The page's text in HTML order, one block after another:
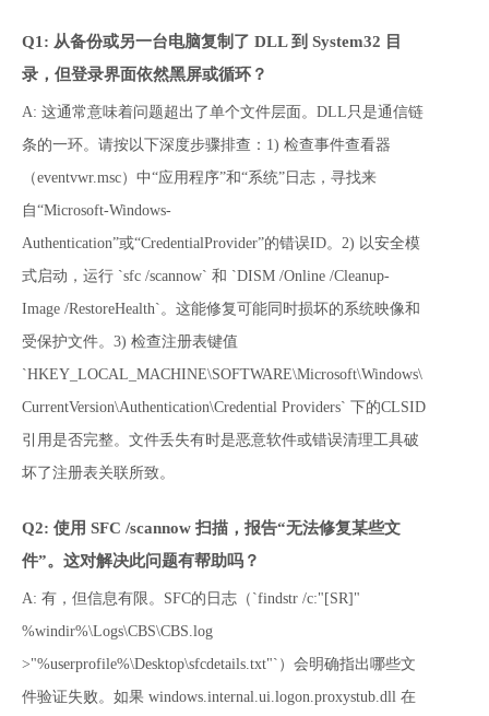
Q1: 从备份或另一台电脑复制了 DLL 到 System32 目
录，但登录界面依然黑屏或循环？
A: 这通常意味着问题超出了单个文件层面。DLL只是通信链
条的一环。请按以下深度步骤排查：1) 检查事件查看器
（eventvwr.msc）中“应用程序”和“系统”日志，寻找来
自“Microsoft-Windows-
Authentication”或“CredentialProvider”的错误ID。2) 以安全模
式启动，运行 `sfc /scannow` 和 `DISM /Online /Cleanup-
Image /RestoreHealth`。这能修复可能同时损坏的系统映像和
受保护文件。3) 检查注册表键值
`HKEY_LOCAL_MACHINE\SOFTWARE\Microsoft\Windows\
CurrentVersion\Authentication\Credential Providers` 下的CLSID
引用是否完整。文件丢失有时是恶意软件或错误清理工具破
坏了注册表关联所致。
Q2: 使用 SFC /scannow 扫描，报告“无法修复某些文
件”。这对解决此问题有帮助吗？
A: 有，但信息有限。SFC的日志（`findstr /c:"[SR]"
%windir%\Logs\CBS\CBS.log
>"%userprofile%\Desktop\sfcdetails.txt"`）会明确指出哪些文
件验证失败。如果 windows.internal.ui.logon.proxystub.dll 在